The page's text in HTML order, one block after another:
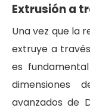
Extrusión a
Una vez que la
extruye a
es
dimensiones
avanzados de